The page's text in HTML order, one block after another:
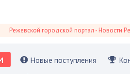
городской портал - Новости Режа,
Новые поступления